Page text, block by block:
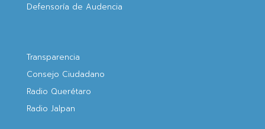
Defensoría de Audencia
Transparencia
Consejo Ciudadano
Radio Querétaro
Radio Jalpan